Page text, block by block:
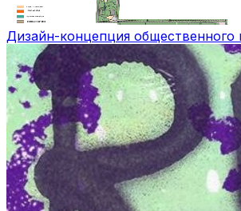
Дизайн-концепция общественного